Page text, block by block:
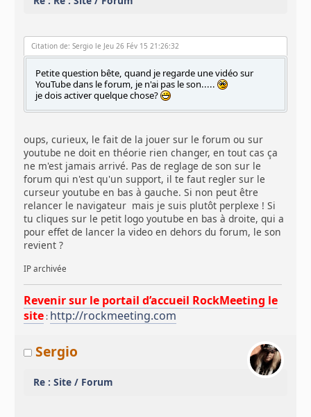
Citation de: Sergio le Jeu 26 Fév 15 21:26:32
Petite question bête, quand je regarde une vidéo sur
YouTube dans le forum, je n'ai pas le son.....
je dois activer quelque chose?
oups, curieux, le fait de la jouer sur le forum ou sur
youtube ne doit en théorie rien changer, en tout cas ça
ne m'est jamais arrivé. Pas de reglage de son sur le
forum qui n'est qu'un support, il te faut regler sur le
curseur youtube en bas à gauche. Si non peut être
relancer le navigateur mais je suis plutôt perplexe ! Si
tu cliques sur le petit logo youtube en bas à droite, qui a
pour effet de lancer la video en dehors du forum, le son
revient ?
IP archivée
Revenir sur le portail d’accueil RockMeeting le
site : http://rockmeeting.com
Sergio
Re : Site / Forum